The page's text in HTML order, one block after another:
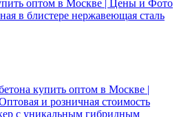
в блистере нержавеющая сталь
с уникальным гибридным